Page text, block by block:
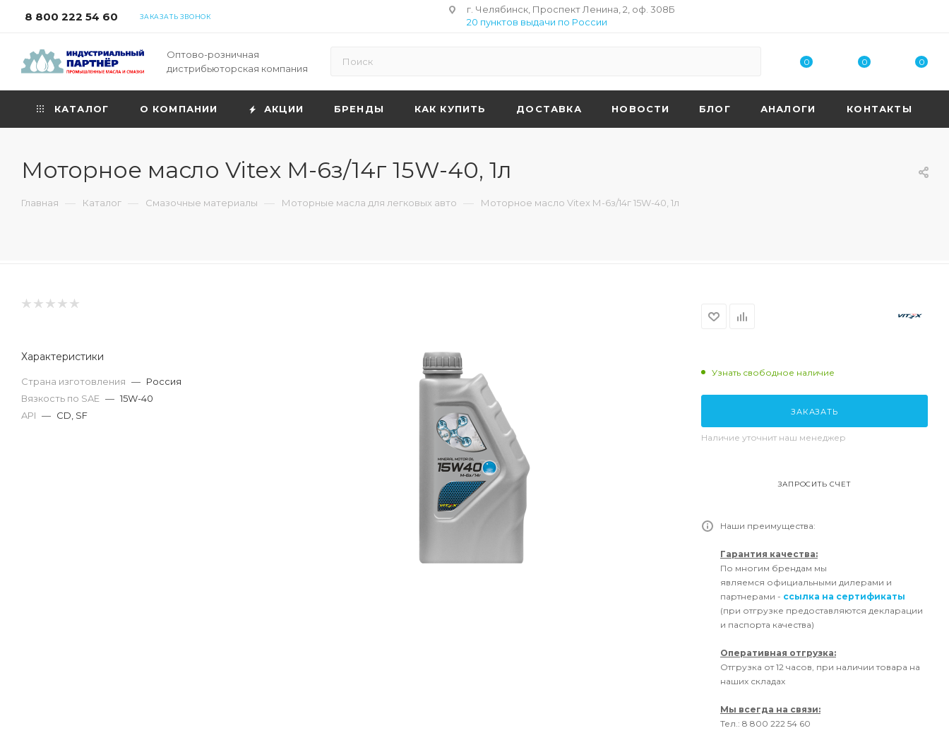
8 800 222 54 60 ЗАКАЗАТЬ ЗВОНОК
г. Челябинск, Проспект Ленина, 2, оф. 308Б
20 пунктов выдачи по России
Оптово-розничная
дистрибьюторская компания
0 0 0
КАТАЛОГ О КОМПАНИИ АКЦИИ БРЕНДЫ КАК КУПИТЬ ДОСТАВКА НОВОСТИ БЛОГ АНАЛОГИ КОНТАКТЫ
Моторное масло Vitex М-6з/14г 15W-40, 1л
Главная — Каталог — Смазочные материалы — Моторные масла для легковых авто — Моторное масло Vitex М-6з/14г 15W-40, 1л
Характеристики
Страна изготовления — Россия
Вязкость по SAE — 15W-40
API — CD, SF
Узнать свободное наличие
ЗАКАЗАТЬ
Наличие уточнит наш менеджер
ЗАПРОСИТЬ СЧЕТ
Наши преимущества:
Гарантия качества:
По многим брендам мы
являемся официальными дилерами и
партнерами - ссылка на сертификаты
(при отгрузке предоставляются декларации
и паспорта качества)
Оперативная отгрузка:
Отгрузка от 12 часов, при наличии товара на
наших складах
Мы всегда на связи:
Тел.: 8 800 222 54 60